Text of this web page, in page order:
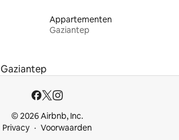
Appartementen
Gaziantep
Gaziantep
© 2026 Airbnb, Inc.
Privacy
Voorwaarden